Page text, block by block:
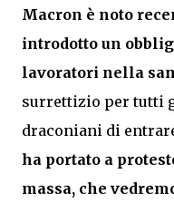
Macron è noto
introdotto un
lavoratori nella
surrettizio per tutti
draconiani di
ha portato a
massa, che